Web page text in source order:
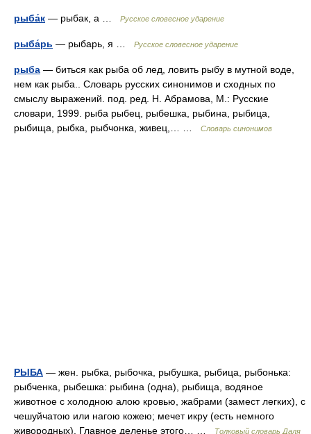
рыба́к — рыбак, а … Русское словесное ударение
рыба́рь — рыбарь, я … Русское словесное ударение
рыба — биться как рыба об лед, ловить рыбу в мутной воде,
нем как рыба.. Словарь русских синонимов и сходных по
смыслу выражений. под. ред. Н. Абрамова, М.: Русские
словари, 1999. рыба рыбец, рыбешка, рыбина, рыбица,
рыбища, рыбка, рыбчонка, живец,… …
Словарь синонимов
РЫБА — жен. рыбка, рыбочка, рыбушка, рыбица, рыбонька:
рыбченка, рыбешка: рыбина (одна), рыбища, водяное
животное с холодною алою кровью, жабрами (замест легких), с
чешуйчатою или нагою кожею; мечет икру (есть немного
живородных). Главное деленье этого… …
Толковый словарь Даля